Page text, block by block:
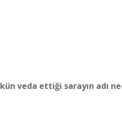
veda ettiği sarayın adı